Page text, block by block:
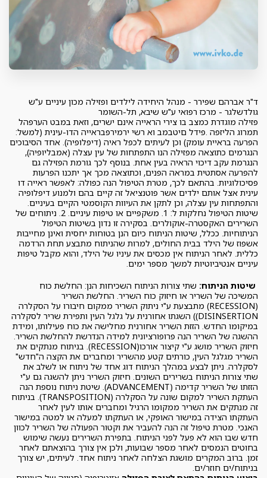
ד"ר אברהם שפירר - מנהל היחידה לילדים ופזילה מכון עיניים ע"ש
גולדשלגר - מרכז רפואי ע"ש שיבא, תל-השומר
פזילה מוגדרת כמצב בו צירי הראייה אינם ישרים, וזאת במבט הערפהל
תמרוג הליזפה .פידל םיטבמב וא רשי ירמירפבראייה הדו-עינית (למשל:
הפרעה בראיית עומק) וכן לעיתים לכפל ראיה (דיפלופיה). אחד הסיבוכים
הנגרמים כתוצאה מפזילה הנו התפתחות של עין עצלה (אמבליופיה),
הנגרמת עקב דיכוי הראיה בעין אחת. בנוסף לכך גורמת הפזילה גם
להפרעה אסתטית במראה הפנים, וכתוצאה מכך אך יתכנו הפרעות
פסיכולוגיות. בהתאם לכך, מטרת הטיפול הנה כפולה: לאפשר ראייה דו
עינית אצל אותם ילדים אשר פוטנציאל זה קיים בהם ולמנוע דיפלופיה
והתפתחות עין עצלה, וכן לתקן את העיוות הקוסמטי הקיים בעיניים.
שיטות הטיפול נחלקות ל: 1. משקפיים או טיפות עיניים. 2. ניתוחים של
השרירים האקסטרה-אוקולרים. בסקירה זו נדון בשיטות הטיפול
הניתוחיות. ככלל, שיטות הניתוח כיום הנן בטוחות יחסית ואינן מחייבות
אשפוז של הילד בבית החולים, למרות שהניתוח מתבצע תחת הרדמה
כללית. לאחר הניתוח אין מכסים את עיניו של הילד, והוא מקבל טיפות
עיניים אנטיביוטיות למשך מספר ימים.
שיטות הניתוח: שתי צורות הניתוח השכיחות הנן: החלשת כוח
המשיכה של השריר או חיזוק כוח השריר. החלשת השריר
(RECESSION) מתבצעת ע"י ניתוק השריר ממקום חיבורו על הסקלרה
DISINSERTION)) השגתו אחורנית על גלגל העין ותפירת שריר לסקלרה
במיקומו החדש. הזזת השריר אחורנית מחלישה את כוח פעילותו, ומידת
ההשגה של השריר הנה פרופורציונית למידה הנדרשת להחלשת השריר.
חיזוק השריר מושג ע"י קיצור אורכו(RECESSION). בניתוח מנתקים את
השריר מגלגל העין, כורתים קטע מהשריר ומחברים את הקצה ה"חדש"
לסקלרה. ניתן לבצע במהלך הניתוח דוג אחד של ניתוח או לשלב את
שתי צורות הניתוח בשרירים השונים. חיזוק השריר ניתן להשגה גם ע"י
הזזתו של השריר קדימה (ADVANCEMENT). שיטת ניתוח נוספת הנה
העתקת השריר למקום שונה על הסקלרה (TRANSPOSITION). בניתוח
זה מנתקים את השריר ממקומו הרגיל ומחברים אותו לעין לאחר
העתקתו הצידה במישור האופקי, או העתקתו למעלה או למטה במישור
האנכי. מטרת טיפול זה הנה להעביר את וקטור הפעולה של השריר לכוון
חדש שבו הוא לא פעל לפני הניתוח. בתפירת השרירים נעשה שימוש
בחוטים הנמסים לאחר מספר שבועות, ולכן אין צורך בהוצאתם לאחר
זמן. ברוב המקרים מושגת הצלחה לאחר ניתוח אחד. לעיתים, יש צורך
בניתוח/ים חוזר/ים.